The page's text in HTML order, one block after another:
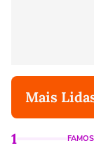
Mais
1